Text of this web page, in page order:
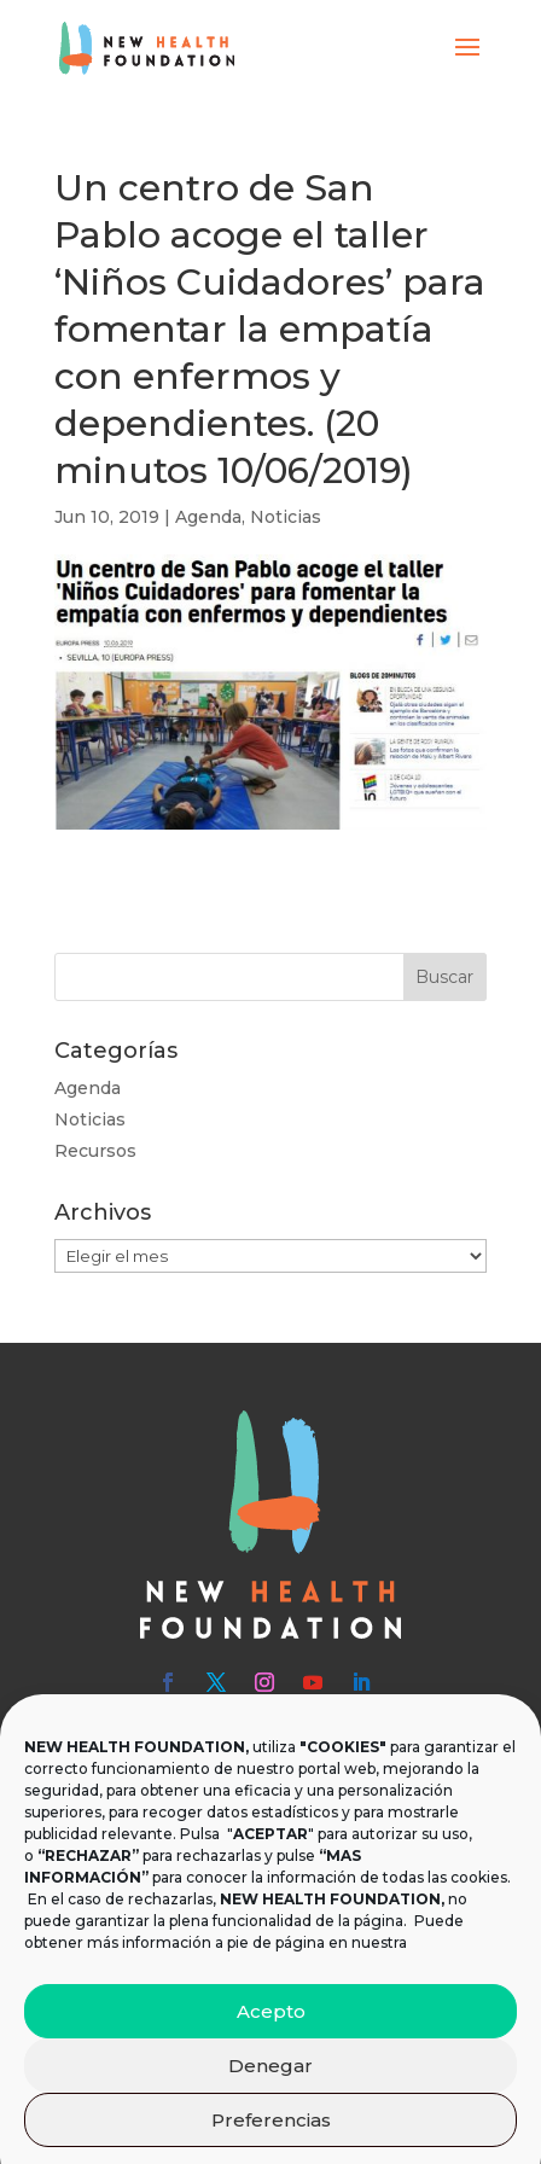
NEW HEALTH FOUNDATION, utiliza "COOKIES" para garantizar el
correcto funcionamiento de nuestro portal web, mejorando la
seguridad, para obtener una eficacia y una personalización
superiores, para recoger datos estadísticos y para mostrarle
publicidad relevante. Pulsa "ACEPTAR" para autorizar su uso,
o “RECHAZAR” para rechazarlas y pulse “MAS
INFORMACIÓN” para conocer la información de todas las cookies.
En el caso de rechazarlas, NEW HEALTH FOUNDATION, no
puede garantizar la plena funcionalidad de la página. Puede
obtener más información a pie de página en nuestra
Acepto
Denegar
Preferencias
Un centro de San
Pablo acoge el taller
‘Niños Cuidadores’ para
fomentar la empatía
con enfermos y
dependientes. (20
minutos 10/06/2019)
Jun 10, 2019 | Agenda, Noticias
Categorías
Agenda
Noticias
Recursos
Archivos
Archivos
 Teléfono
T.+34 954 219 597
 Dónde estamos
Calle Monsalves 35 Local 2. 41001, Sevilla.
España
 Email
info@newhealthfoundation.org
Aviso legal y Política de Privacidad|Política de
cookies
© 2021 New Health Foundation. Todos los derechos